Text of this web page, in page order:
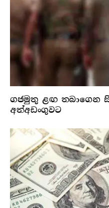
ගජමුතු ළඟ තබාගෙන
අත්අඩංගුවට